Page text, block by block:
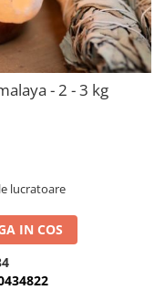
- 2 - 3 kg
lucratoare
IN COS